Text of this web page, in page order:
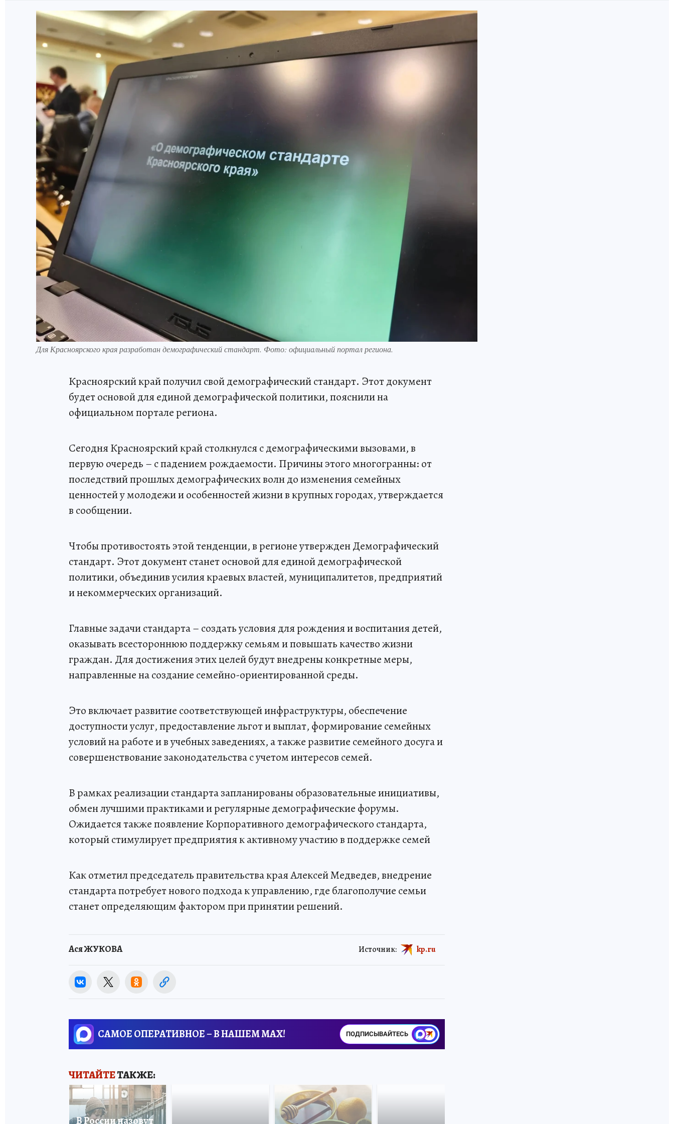
Для Красноярского края разработан демографический стандарт. Фото: официальный портал региона.
Красноярский край получил свой демографический стандарт. Этот документ
будет основой для единой демографической политики, пояснили на
официальном портале региона.
Сегодня Красноярский край столкнулся с демографическими вызовами, в
первую очередь – с падением рождаемости. Причины этого многогранны: от
последствий прошлых демографических волн до изменения семейных
ценностей у молодежи и особенностей жизни в крупных городах, утверждается
в сообщении.
Чтобы противостоять этой тенденции, в регионе утвержден Демографический
стандарт. Этот документ станет основой для единой демографической
политики, объединив усилия краевых властей, муниципалитетов, предприятий
и некоммерческих организаций.
Главные задачи стандарта – создать условия для рождения и воспитания детей,
оказывать всестороннюю поддержку семьям и повышать качество жизни
граждан. Для достижения этих целей будут внедрены конкретные меры,
направленные на создание семейно-ориентированной среды.
Это включает развитие соответствующей инфраструктуры, обеспечение
доступности услуг, предоставление льгот и выплат, формирование семейных
условий на работе и в учебных заведениях, а также развитие семейного досуга и
совершенствование законодательства с учетом интересов семей.
В рамках реализации стандарта запланированы образовательные инициативы,
обмен лучшими практиками и регулярные демографические форумы.
Ожидается также появление Корпоративного демографического стандарта,
который стимулирует предприятия к активному участию в поддержке семей
Как отметил председатель правительства края Алексей Медведев, внедрение
стандарта потребует нового подхода к управлению, где благополучие семьи
станет определяющим фактором при принятии решений.
Ася ЖУКОВА Источник: kp.ru
САМОЕ ОПЕРАТИВНОЕ – В НАШЕМ MAX! ПОДПИСЫВАЙТЕСЬ
ЧИТАЙТЕТАКЖЕ:
В России назовут